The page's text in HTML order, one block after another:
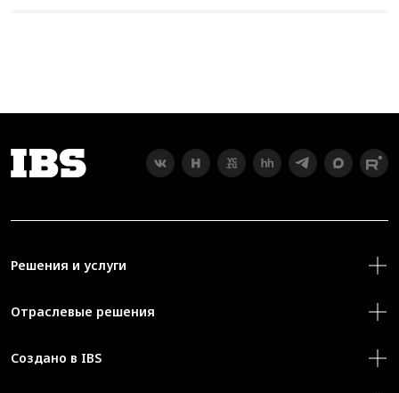
Решения и услуги
Отраслевые решения
Создано в IBS